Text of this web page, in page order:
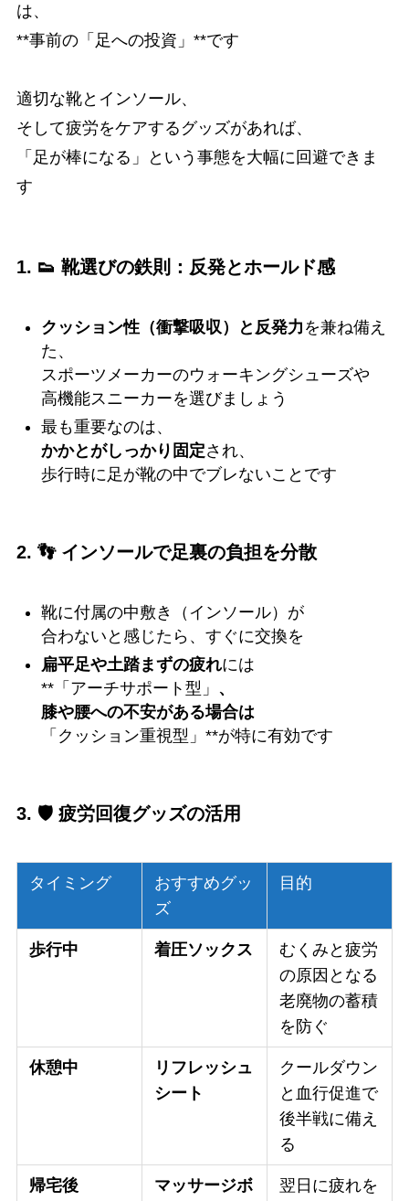
は、
**事前の「足への投資」**です
適切な靴とインソール、
そして疲労をケアするグッズがあれば、
「足が棒になる」という事態を大幅に回避できま
す
1. 👟 靴選びの鉄則：反発とホールド感
クッション性（衝撃吸収）と反発力 を兼ね備え
た、
スポーツメーカーのウォーキングシューズや
高機能スニーカーを選びましょう
最も重要なのは、
かかとがしっかり固定され、
歩行時に足が靴の中でブレないことです
2. 👣 インソールで足裏の負担を分散
靴に付属の中敷き（インソール）が
合わないと感じたら、すぐに交換を
扁平足や土踏まずの疲れには
**「アーチサポート型」 、
膝や腰への不安がある場合は
「クッション重視型」**が特に有効です
3. 🛡️ 疲労回復グッズの活用
タイミング
おすすめグッ
ズ
目的
歩行中 着圧ソックス
むくみと疲労
の原因となる
老廃物の蓄積
を防ぐ
休憩中
リフレッシュ
シート
クールダウン
と血行促進で
後半戦に備え
る
帰宅後
マッサージボ
翌日に疲れを